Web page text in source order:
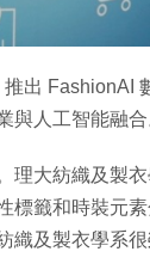
出 FashionAI
人工智能融合
理大紡織及製衣
標籤和時裝元素
織及製衣學系很